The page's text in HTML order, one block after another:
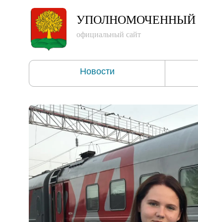
УПОЛНОМОЧЕННЫЙ
официальный сайт
Новости